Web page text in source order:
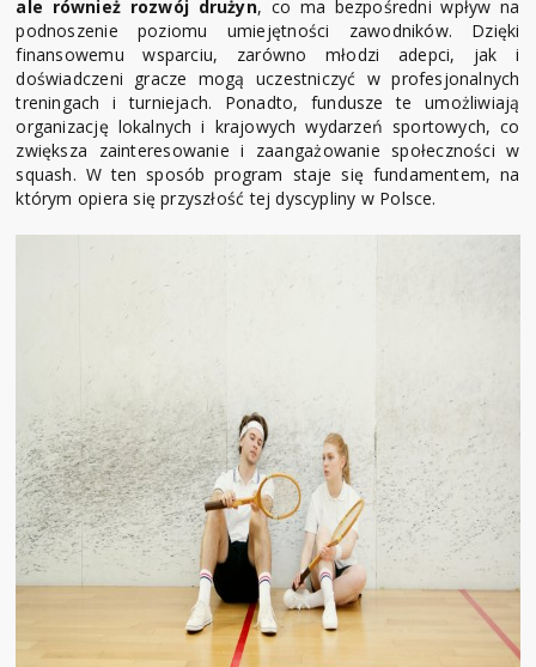
ale również rozwój drużyn, co ma bezpośredni wpływ na
podnoszenie poziomu umiejętności zawodników. Dzięki
finansowemu wsparciu, zarówno młodzi adepci, jak i
doświadczeni gracze mogą uczestniczyć w profesjonalnych
treningach i turniejach. Ponadto, fundusze te umożliwiają
organizację lokalnych i krajowych wydarzeń sportowych, co
zwiększa zainteresowanie i zaangażowanie społeczności w
squash. W ten sposób program staje się fundamentem, na
którym opiera się przyszłość tej dyscypliny w Polsce.